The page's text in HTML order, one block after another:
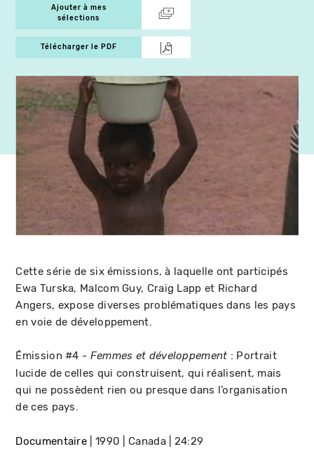
Ajouter à mes
sélections
Télécharger le PDF
Cette série de six émissions, à laquelle ont participés
Ewa Turska, Malcom Guy, Craig Lapp et Richard
Angers, expose diverses problématiques dans les pays
en voie de développement.
Émission #4 - Femmes et développement : Portrait
lucide de celles qui construisent, qui réalisent, mais
qui ne possèdent rien ou presque dans l’organisation
de ces pays.
Documentaire 1990 Canada 24:29